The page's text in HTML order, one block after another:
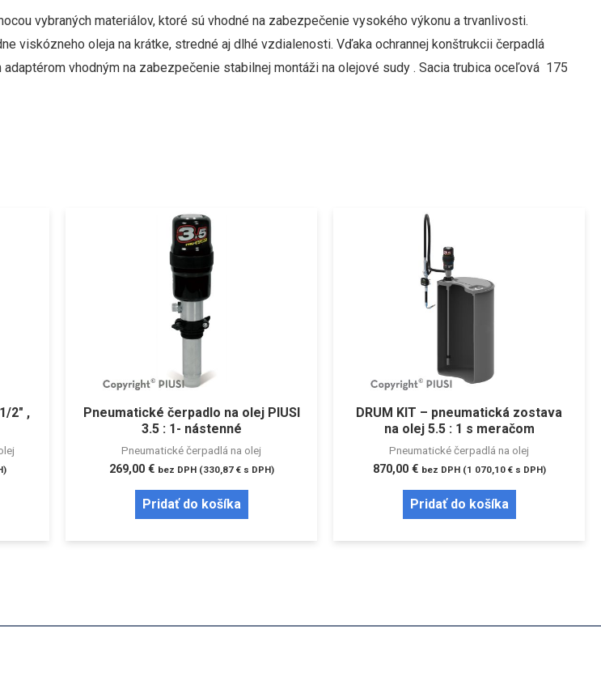
vybraných materiálov, ktoré sú vhodné na zabezpečenie vysokého výkonu a trvanlivosti.
viskózneho oleja na krátke, stredné aj dlhé vzdialenosti. Vďaka ochrannej konštrukcii čerpadlá
vhodným na zabezpečenie stabilnej montáži na olejové sudy . Sacia trubica oceľová 175
2″ ,
Pneumatické čerpadlo na olej PIUSI
3.5 : 1- nástenné
Pneumatické čerpadlá na olej
269,00 € bez DPH (330,87 €s DPH)
Pridať do košíka
DRUM KIT – pneumatická zostava
na olej 5.5 : 1 s meračom
Pneumatické čerpadlá na olej
870,00 € bez DPH (1 070,10 €s DPH)
Pridať do košíka